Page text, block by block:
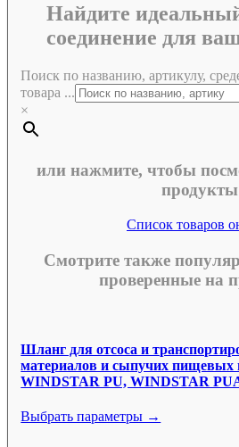
Найдите
соединение для
Поиск по названию, артикулу,
товара ...
×
или нажмите, чтобы
продукты
Список товаров
Смотрите также
проверенные на
Шланг для отсоса и
материалов и сыпучих пищевых
WINDSTAR PU, WINDSTAR
Выбрать параметры →